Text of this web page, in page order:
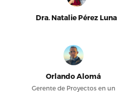
Dra. Natalie Pérez Luna
Orlando Alomá
Gerente de Proyectos en un